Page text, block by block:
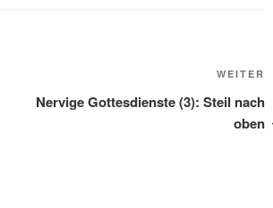
WEITER
Nervige Gottesdienste (3): Steil nach
oben